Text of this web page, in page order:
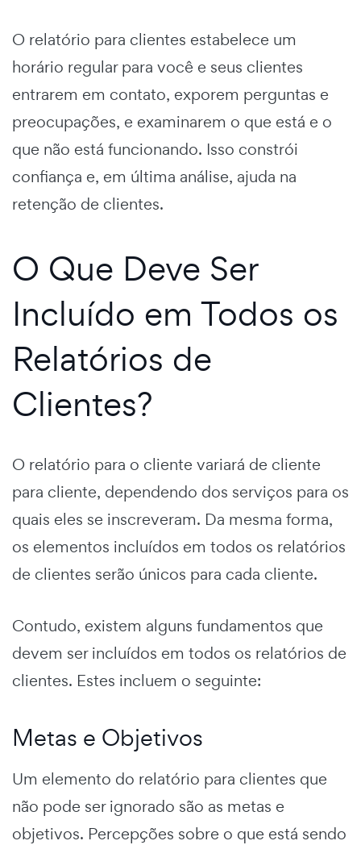
O relatório para clientes estabelece um
horário regular para você e seus clientes
entrarem em contato, exporem perguntas e
preocupações, e examinarem o que está e o
que não está funcionando. Isso constrói
confiança e, em última análise, ajuda na
retenção de clientes.
O Que Deve Ser
Incluído em Todos os
Relatórios de
Clientes?
O relatório para o cliente variará de cliente
para cliente, dependendo dos serviços para os
quais eles se inscreveram. Da mesma forma,
os elementos incluídos em todos os relatórios
de clientes serão únicos para cada cliente.
Contudo, existem alguns fundamentos que
devem ser incluídos em todos os relatórios de
clientes. Estes incluem o seguinte:
Metas e Objetivos
Um elemento do relatório para clientes que
não pode ser ignorado são as metas e
objetivos. Percepções sobre o que está sendo